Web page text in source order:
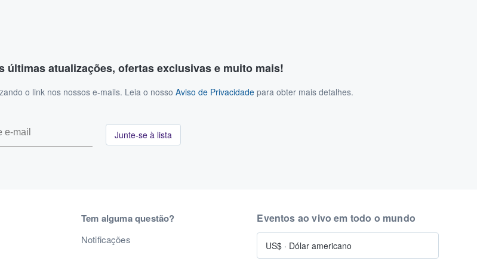
últimas atualizações, ofertas exclusivas e muito mais!
o link nos nossos e-mails. Leia o nosso Aviso de Privacidadepara obter mais detalhes.
Junte-se à lista
Tem alguma questão?
Notificações
Eventos ao vivo em todo o mundo
US$ · Dólar americano